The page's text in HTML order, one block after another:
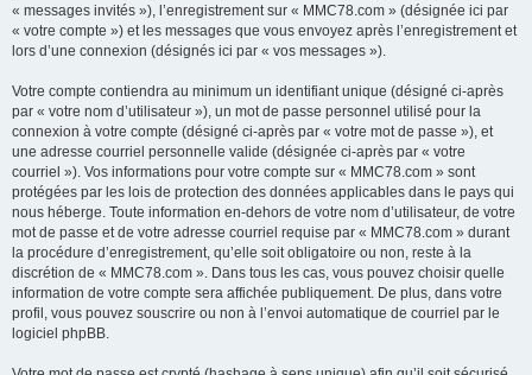
« messages invités »), l’enregistrement sur « MMC78.com » (désignée ici par
« votre compte ») et les messages que vous envoyez après l’enregistrement et
lors d’une connexion (désignés ici par « vos messages »).
Votre compte contiendra au minimum un identifiant unique (désigné ci-après
par « votre nom d’utilisateur »), un mot de passe personnel utilisé pour la
connexion à votre compte (désigné ci-après par « votre mot de passe »), et
une adresse courriel personnelle valide (désignée ci-après par « votre
courriel »). Vos informations pour votre compte sur « MMC78.com » sont
protégées par les lois de protection des données applicables dans le pays qui
nous héberge. Toute information en-dehors de votre nom d’utilisateur, de votre
mot de passe et de votre adresse courriel requise par « MMC78.com » durant
la procédure d’enregistrement, qu’elle soit obligatoire ou non, reste à la
discrétion de « MMC78.com ». Dans tous les cas, vous pouvez choisir quelle
information de votre compte sera affichée publiquement. De plus, dans votre
profil, vous pouvez souscrire ou non à l’envoi automatique de courriel par le
logiciel phpBB.